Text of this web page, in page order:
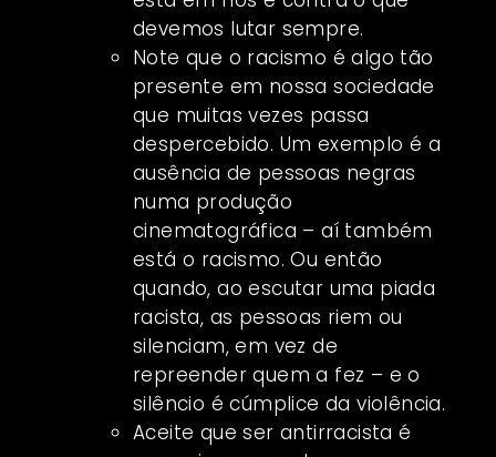
devemos lutar sempre.
Note que o racismo é algo tão
presente em nossa sociedade
que muitas vezes passa
despercebido. Um exemplo é a
ausência de pessoas negras
numa produção
cinematográfica – aí também
está o racismo. Ou então
quando, ao escutar uma piada
racista, as pessoas riem ou
silenciam, em vez de
repreender quem a fez – e o
silêncio é cúmplice da violência.
Aceite que ser antirracista é